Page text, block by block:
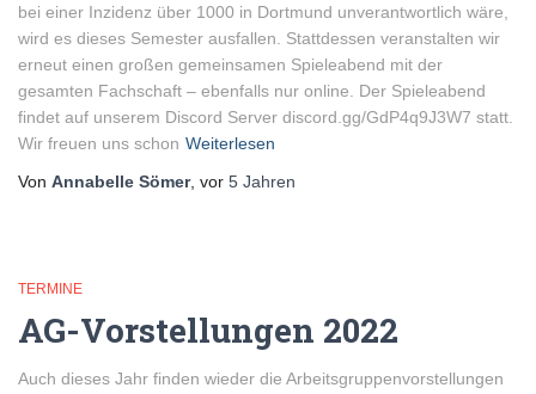
bei einer Inzidenz über 1000 in Dortmund unverantwortlich wäre,
wird es dieses Semester ausfallen. Stattdessen veranstalten wir
erneut einen großen gemeinsamen Spieleabend mit der
gesamten Fachschaft – ebenfalls nur online. Der Spieleabend
findet auf unserem Discord Server discord.gg/GdP4q9J3W7 statt.
Wir freuen uns schon Weiterlesen
Von Annabelle Sömer, vor 5 Jahren
TERMINE
AG-Vorstellungen 2022
Auch dieses Jahr finden wieder die Arbeitsgruppenvorstellungen